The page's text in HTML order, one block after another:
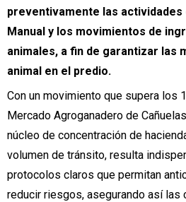
preventivamente las actividades
Manual y los movimientos de
animales, a fin de garantizar las
animal en el predio.
Con un movimiento que supera los
Mercado Agroganadero de
núcleo de concentración de
volumen de tránsito, resulta
protocolos claros que permitan
reducir riesgos, asegurando así las